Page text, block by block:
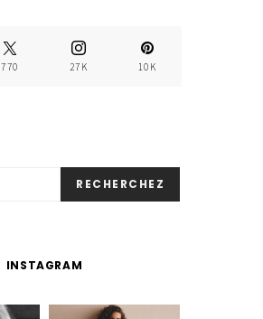
770 27K 10K
RECHERCHEZ
INSTAGRAM